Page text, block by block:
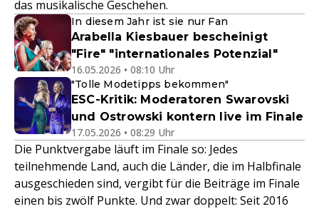
das musikalische Geschehen.
In diesem Jahr ist sie nur Fan
Arabella Kiesbauer bescheinigt
"Fire" "internationales Potenzial"
16.05.2026 • 08:10 Uhr
"Tolle Modetipps bekommen"
ESC-Kritik: Moderatoren Swarovski
und Ostrowski kontern live im Finale
17.05.2026 • 08:29 Uhr
Die Punktvergabe läuft im Finale so: Jedes
teilnehmende Land, auch die Länder, die im Halbfinale
ausgeschieden sind, vergibt für die Beiträge im Finale
einen bis zwölf Punkte. Und zwar doppelt: Seit 2016